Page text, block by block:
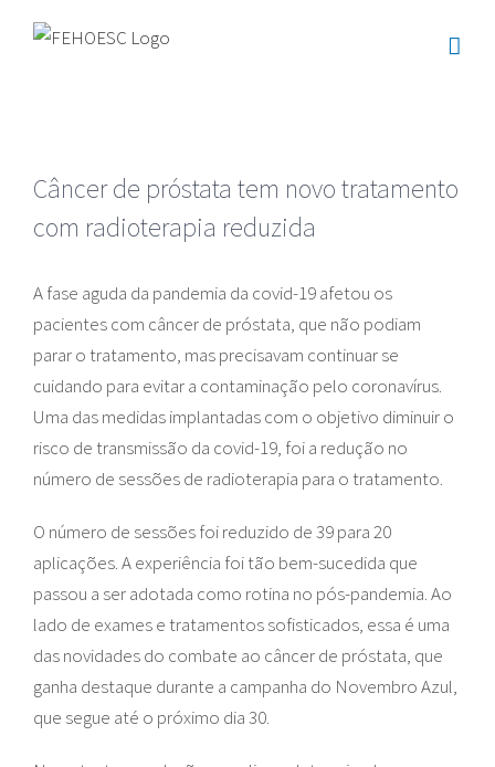
Câncer de próstata tem novo tratamento
com radioterapia reduzida
A fase aguda da pandemia da covid-19 afetou os
pacientes com câncer de próstata, que não podiam
parar o tratamento, mas precisavam continuar se
cuidando para evitar a contaminação pelo coronavírus.
Uma das medidas implantadas com o objetivo diminuir o
risco de transmissão da covid-19, foi a redução no
número de sessões de radioterapia para o tratamento.
O número de sessões foi reduzido de 39 para 20
aplicações. A experiência foi tão bem-sucedida que
passou a ser adotada como rotina no pós-pandemia. Ao
lado de exames e tratamentos sofisticados, essa é uma
das novidades do combate ao câncer de próstata, que
ganha destaque durante a campanha do Novembro Azul,
que segue até o próximo dia 30.